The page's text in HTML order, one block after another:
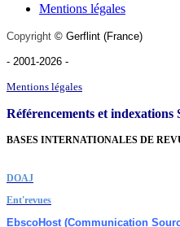
Mentions légales
Copyright © Gerflint (France)
- 2001-2026 -
Mentions légales
Référencements et
BASES INTERNATIONALES DE
DOAJ
Ent'revues
EbscoHost (Communication